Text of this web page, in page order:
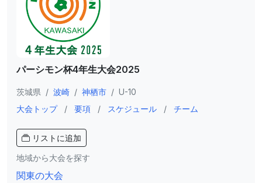
パーシモン杯4年生大会2025
茨城県 / 波崎 / 神栖市 / U-10
大会トップ
/ 要項 / スケジュール / チーム
リストに追加
地域から大会を探す
関東の大会